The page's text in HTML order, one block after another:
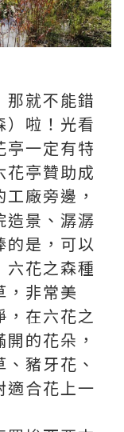
那就不能錯
）啦！光看
亭一定有特
花亭贊助成
廠旁邊，
造景、潺潺
的是，可以
六花之森種
，非常美
，在六花之
的花朵，
豬牙花、
適合花上一